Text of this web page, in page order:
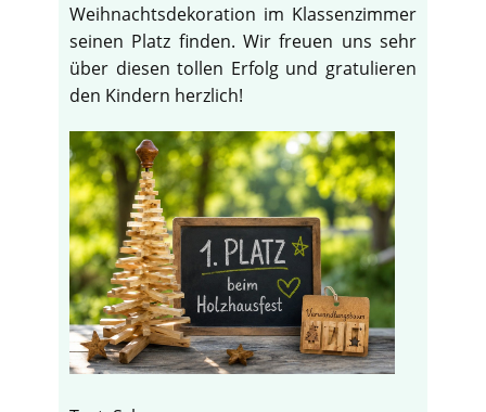
Weihnachtsdekoration im Klassenzimmer
seinen Platz finden. Wir freuen uns sehr
über diesen tollen Erfolg und gratulieren
den Kindern herzlich!